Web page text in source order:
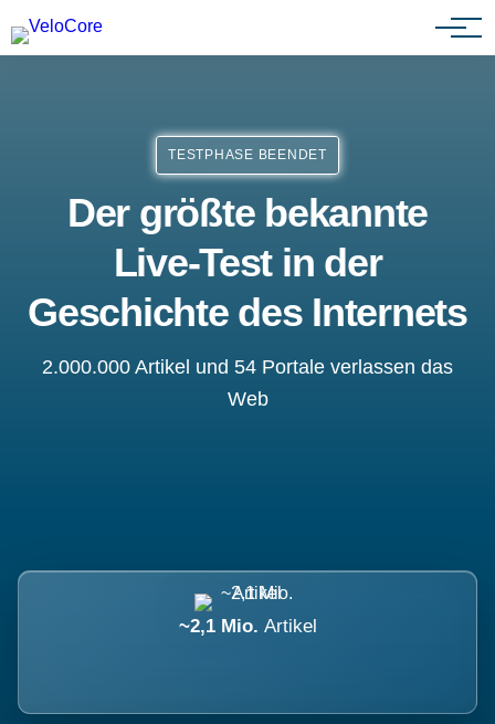
Agenturen & Webdesigner
TESTPHASE BEENDET
Der größte bekannte
Live-Test in der
Geschichte des Internets
2.000.000 Artikel und 54 Portale verlassen das
Web
~2,1 Mio. Artikel